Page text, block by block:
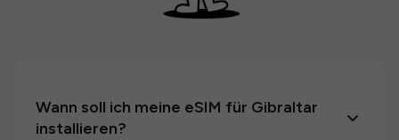
Wann soll ich meine eSIM für Gibraltar
installieren?